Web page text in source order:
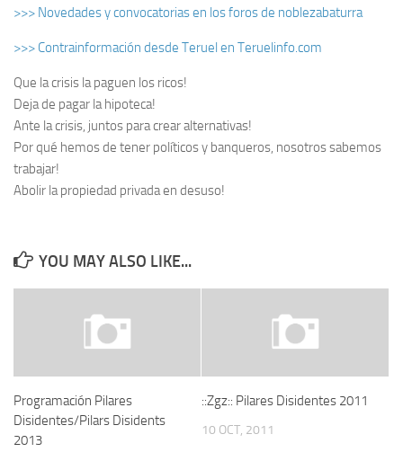
>>> Novedades y convocatorias en los foros de noblezabaturra
>>> Contrainformación desde Teruel en Teruelinfo.com
Que la crisis la paguen los ricos!
Deja de pagar la hipoteca!
Ante la crisis, juntos para crear alternativas!
Por qué hemos de tener políticos y banqueros, nosotros sabemos
trabajar!
Abolir la propiedad privada en desuso!
YOU MAY ALSO LIKE...
Programación Pilares
Disidentes/Pilars Disidents
2013
::Zgz:: Pilares Disidentes 2011
10 OCT, 2011